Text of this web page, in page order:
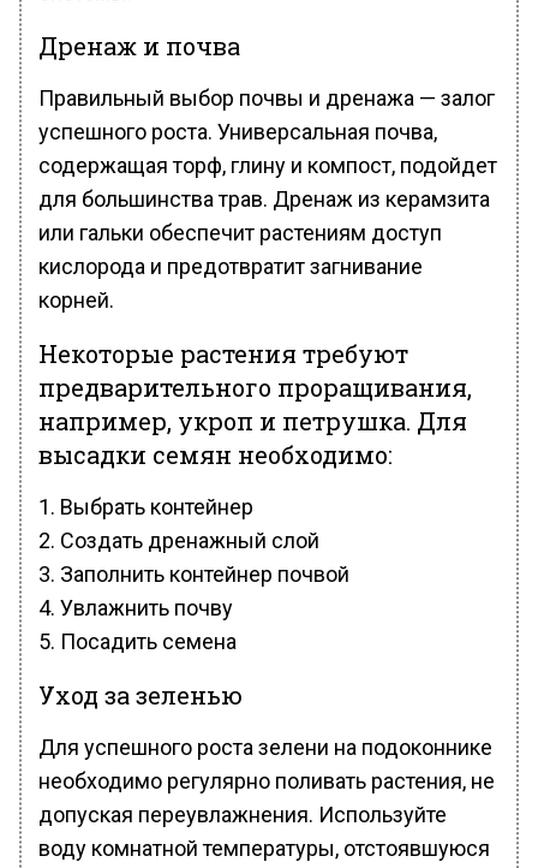
Дренаж и почва
Правильный выбор почвы и дренажа — залог
успешного роста. Универсальная почва,
содержащая торф, глину и компост, подойдет
для большинства трав. Дренаж из керамзита
или гальки обеспечит растениям доступ
кислорода и предотвратит загнивание
корней.
Некоторые растения требуют
предварительного проращивания,
например, укроп и петрушка. Для
высадки семян необходимо:
Выбрать контейнер
Создать дренажный слой
Заполнить контейнер почвой
Увлажнить почву
Посадить семена
Уход за зеленью
Для успешного роста зелени на подоконнике
необходимо регулярно поливать растения, не
допуская переувлажнения. Используйте
воду комнатной температуры, отстоявшуюся